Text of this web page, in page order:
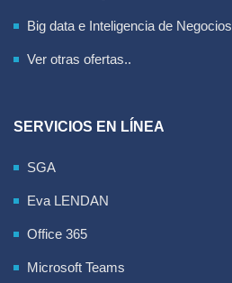
Big data e Inteligencia de Negocios
Ver otras ofertas..
SERVICIOS EN LÍNEA
SGA
Eva LENDAN
Office 365
Microsoft Teams